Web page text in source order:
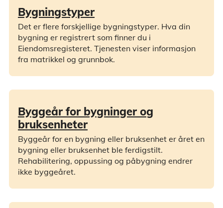
Bygningstyper
Det er flere forskjellige bygningstyper. Hva din
bygning er registrert som finner du i
Eiendomsregisteret. Tjenesten viser informasjon
fra matrikkel og grunnbok.
Byggeår for bygninger og
bruksenheter
Byggeår for en bygning eller bruksenhet er året en
bygning eller bruksenhet ble ferdigstilt.
Rehabilitering, oppussing og påbygning endrer
ikke byggeåret.